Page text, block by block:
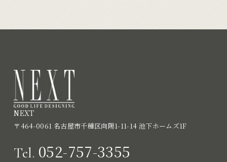
NEXT
〒464-0061 名古屋市千種区向陽1-11-14 池下ホームズ1F
Tel. 052-757-3355